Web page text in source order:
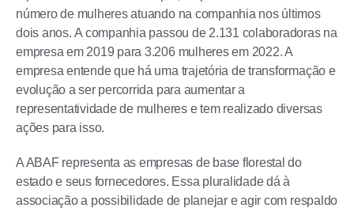
número de mulheres atuando na companhia nos últimos
dois anos. A companhia passou de 2.131 colaboradoras na
empresa em 2019 para 3.206 mulheres em 2022. A
empresa entende que há uma trajetória de transformação e
evolução a ser percorrida para aumentar a
representatividade de mulheres e tem realizado diversas
ações para isso.
A ABAF representa as empresas de base florestal do
estado e seus fornecedores. Essa pluralidade dá à
associação a possibilidade de planejar e agir com respaldo